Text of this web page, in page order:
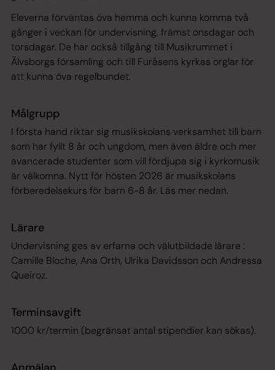
Eleverna förväntas öva hemma och kunna komma två
gånger i veckan för undervisning, främst onsdagar och
torsdagar. De har också tillgång till Musikrummet i
Älvsborgs församling och till Furåsens kyrkas orglar för
att kunna öva regelbundet.
Målgrupp
I första hand riktar sig musikskolans verksamhet till barn
som har fyllt 8 år och ungdom, men även äldre och mer
avancerade studenter som vill fördjupa sig i kyrkomusik
är välkomna. Nytt för hösten 2026 är musikskolans
förberedelsekurs för barn 6-8 år. Läs mer nedan.
Lärare
Undervisning ges av erfarna och välutbildade lärare :
Camille Bloche, Ana Orth, Ulrika Davidsson och Andressa
Queiroz.
Terminsavgift
1000 kr/termin (begränsat antal stipendier kan sökas).